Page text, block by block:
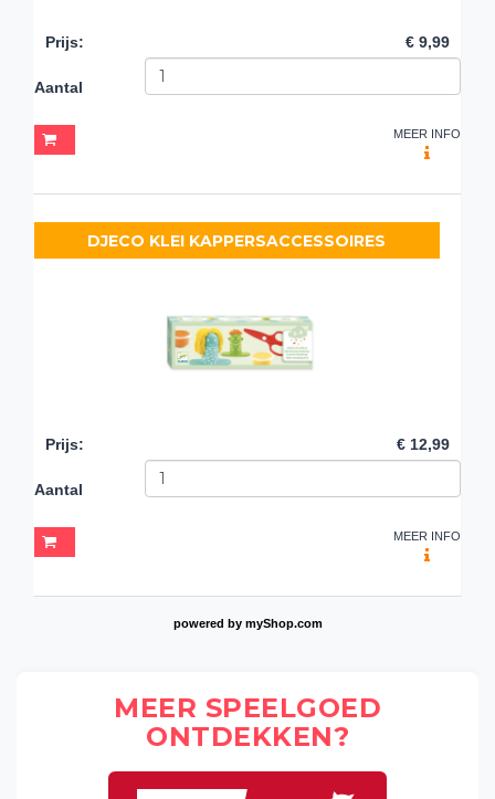
Prijs: € 9,99
Aantal
MEER INFO
DJECO KLEI KAPPERSACCESSOIRES
Prijs: € 12,99
Aantal
MEER INFO
powered by myShop.com
MEER SPEELGOED
ONTDEKKEN?